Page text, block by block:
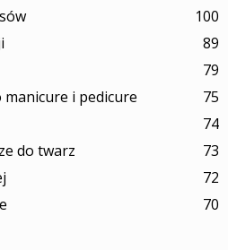
100
89
79
i pedicure
75
74
do twarz
73
72
70